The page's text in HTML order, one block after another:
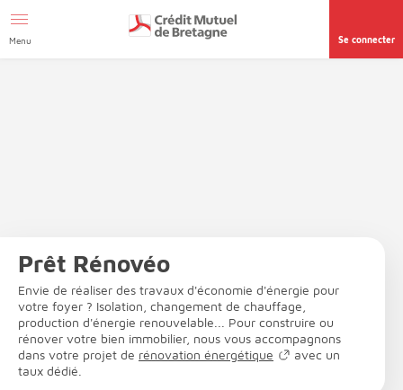
page accessibilité
Menu Se connecter
Prêt Rénovéo
Envie de réaliser des travaux d'économie d'énergie pour
votre foyer ? Isolation, changement de chauffage,
production d'énergie renouvelable... Pour construire ou
rénover votre bien immobilier, nous vous accompagnons
dans votre projet de rénovation énergétique
avec un
taux dédié.